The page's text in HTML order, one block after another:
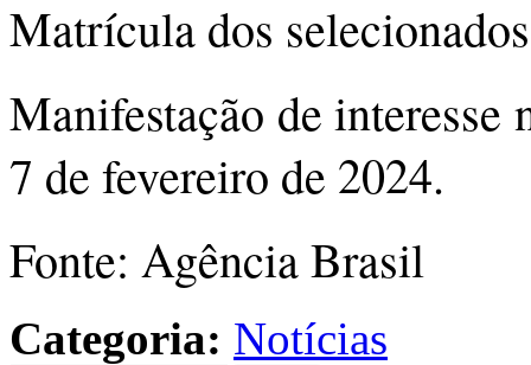
Matrícula dos
Manifestação de interesse
7 de fevereiro de 2024.
Fonte: Agência Brasil
Categoria: Notícias